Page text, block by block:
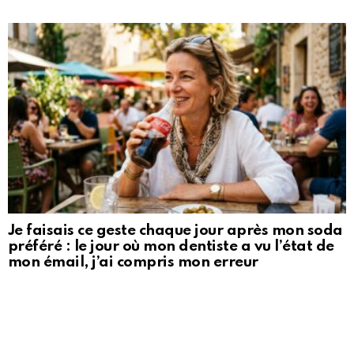
Je faisais ce geste chaque jour après mon soda
préféré : le jour où mon dentiste a vu l’état de
mon émail, j’ai compris mon erreur